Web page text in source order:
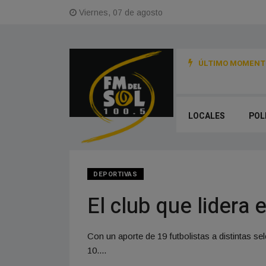
Viernes, 07 de agosto
ÚLTIMO
LOCALES
DEPORTIVAS
El club que lidera
Con un aporte de 19 futbolistas a distintas
10....